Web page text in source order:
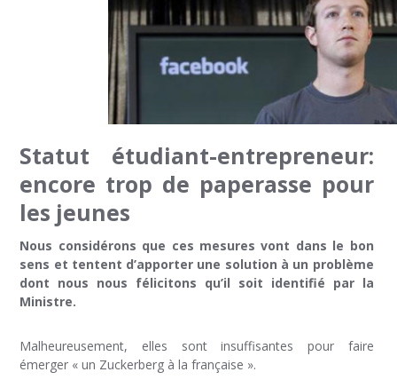
Statut étudiant-entrepreneur:
encore trop de paperasse pour
les jeunes
Nous considérons que ces mesures vont dans le bon
sens et tentent d’apporter une solution à un problème
dont nous nous félicitons qu’il soit identifié par la
Ministre.
Malheureusement, elles sont insuffisantes pour faire
émerger « un Zuckerberg à la française ».